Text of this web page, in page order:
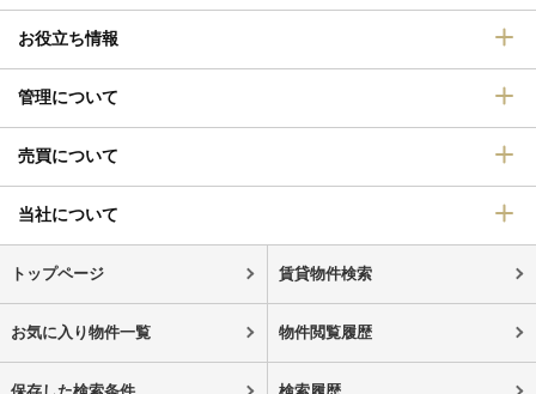
お役立ち情報
管理について
売買について
当社について
トップページ 賃貸物件検索
お気に入り物件一覧 物件閲覧履歴